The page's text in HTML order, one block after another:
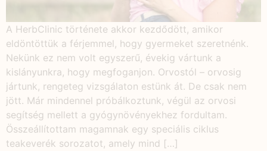
A HerbClinic története akkor kezdődött, amikor
eldöntöttük a férjemmel, hogy gyermeket szeretnénk.
Nekünk ez nem volt egyszerű, évekig vártunk a
kislányunkra, hogy megfoganjon. Orvostól – orvosig
jártunk, rengeteg vizsgálaton estünk át. De csak nem
jött. Már mindennel próbálkoztunk, végül az orvosi
segítség mellett a gyógynövényekhez fordultam.
Összeállítottam magamnak egy speciális ciklus
teakeverék sorozatot, amely mind […]